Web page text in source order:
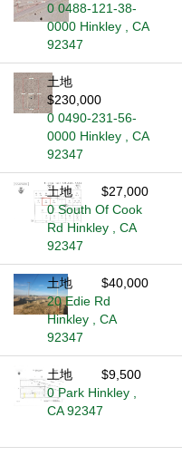
0 0488-121-38-
0000 Hinkley , CA
92347
土地
$230,000
0 0490-231-56-
0000 Hinkley , CA
92347
土地
$27,000
0 South Of Cook
Rd Hinkley , CA
92347
土地
$40,000
20 Edie Rd
Hinkley , CA
92347
土地
$9,500
0 Park Hinkley ,
CA 92347